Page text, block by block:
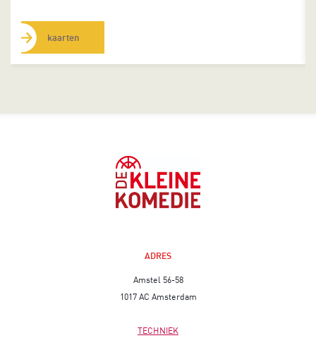
kaarten
ADRES
Amstel 56-58
1017 AC Amsterdam
TECHNIEK